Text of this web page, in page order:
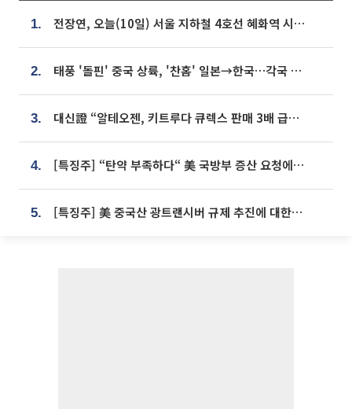
1. 전장연, 오늘(10일) 서울 지하철 4호선 혜화역 시위…1호선 용산역 무정차
2. 태풍 '돌핀' 중국 상륙, '찬홈' 일본→한국…각국 기상청 예상 경로는?
3. 대신證 “알테오젠, 키트루다 큐렉스 판매 3배 급증…목표가 41만원 상향”
4. [특징주] “탄약 부족하다“ 美 국방부 증산 요청에⋯국내 방산주 급등세
5. [특징주] 美 중국산 광트랜시버 규제 추진에 대한광통신 등 광통신株 강세